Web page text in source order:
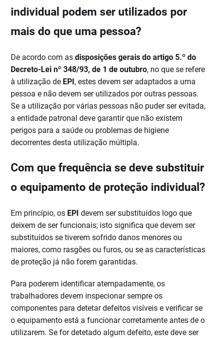
individual podem ser utilizados por
mais do que uma pessoa?
De acordo com asdisposições gerais do artigo 5.º do
Decreto-Lei nº 348/93, de 1 de outubro, no que se refere
à utilização de EPI, estes devem ser adaptados a uma
pessoa e não devem ser utilizados por outras pessoas.
Se a utilização por várias pessoas não puder ser evitada,
a entidade patronal deve garantir que não existem
perigos para a saúde ou problemas de higiene
decorrentes desta utilização múltipla.
Com que frequência se deve substituir
o equipamento de proteção individual?
Em princípio, os EPI devem ser substituídos logo que
deixem de ser funcionais; isto significa que devem ser
substituídos se tiverem sofrido danos menores ou
maiores, como rasgões ou furos, ou se as características
de proteção já não forem garantidas.
Para poderem identificar atempadamente, os
trabalhadores devem inspecionar sempre os
componentes para detetar defeitos visíveis e verificar se
o equipamento está a funcionar corretamente antes de o
utilizarem. Se for detetado algum defeito, este deve ser